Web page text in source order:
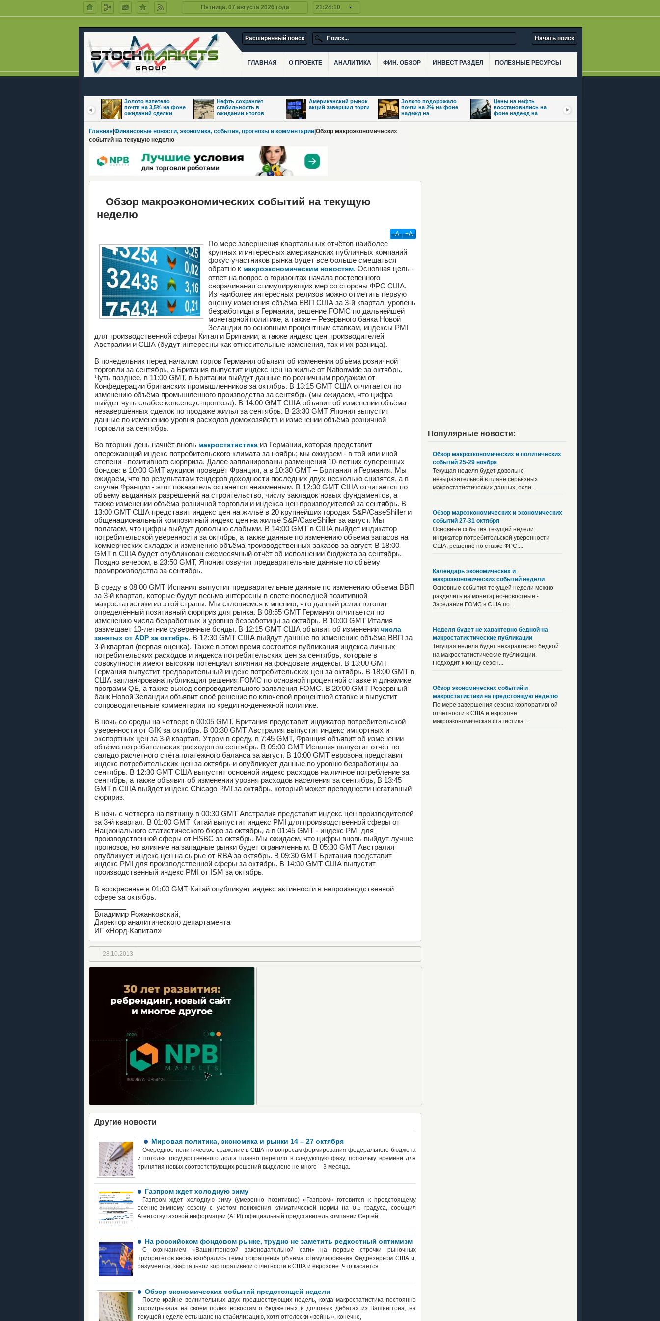
Пятница, 07 августа 2026 года 21:24:11
Расширенный поиск
ГЛАВНАЯ О ПРОЕКТЕ АНАЛИТИКА ФИН. ОБЗОР ИНВЕСТ РАЗДЕЛ ПОЛЕЗНЫЕ РЕСУРСЫ
Золото взлетело
почти на 3,5% на фоне
ожиданий сделки
Нефть сохраняет
стабильность в
ожидании итогов
Американский рынок
акций завершил торги
Золото подорожало
почти на 2% на фоне
надежд на
Цены на нефть
восстановились на
фоне надежд на
Главная Финансовые новости, экономика, события, прогнозы и комментарии |Обзор макроэкономических
событий на текущую неделю
Обзор макроэкономических событий на текущую
неделю
-А +А
По мере завершения квартальных отчётов наиболее
крупных и интересных американских публичных компаний
фокус участников рынка будет всё больше смещаться
обратно к макроэкономическим новостям. Основная цель -
ответ на вопрос о горизонтах начала постепенного
сворачивания стимулирующих мер со стороны ФРС США.
Из наиболее интересных релизов можно отметить первую
оценку изменения объёма ВВП США за 3-й квартал, уровень
безработицы в Германии, решение FOMC по дальнейшей
монетарной политике, а также – Резервного банка Новой
Зеландии по основным процентным ставкам, индексы PMI
для производственной сферы Китая и Британии, а также индекс цен производителей
Австралии и США (будут интересны как относительные изменения, так и их разница).
В понедельник перед началом торгов Германия объявит об изменении объёма розничной
торговли за сентябрь, а Британия выпустит индекс цен на жилье от Nationwide за октябрь.
Чуть позднее, в 11:00 GMT, в Британии выйдут данные по розничным продажам от
Конфедерации британских промышленников за октябрь. В 13:15 GMT США отчитается по
изменению объёма промышленного производства за сентябрь (мы ожидаем, что цифра
выйдет чуть слабее консенсус-прогноза). В 14:00 GMT США объявит об изменении объёма
незавершённых сделок по продаже жилья за сентябрь. В 23:30 GMT Япония выпустит
данные по изменению уровня расходов домохозяйств и изменении объёма розничной
торговли за сентябрь.
Во вторник день начнёт вновь макростатистика из Германии, которая представит
опережающий индекс потребительского климата за ноябрь; мы ожидаем - в той или иной
степени - позитивного сюрприза. Далее запланированы размещения 10-летних суверенных
бондов: в 10:00 GMT аукцион проведёт Франция, а в 10:30 GMT – Британия и Германия. Мы
ожидаем, что по результатам тендеров доходности последних двух несколько снизятся, а в
случае Франции - этот показатель останется неизменным. В 12:30 GMT США отчитается по
объему выданных разрешений на строительство, числу закладок новых фундаментов, а
также изменении объёма розничной торговли и индекса цен производителей за сентябрь. В
13:00 GMT США представит индекс цен на жильё в 20 крупнейших городах S&P/CaseShiller и
общенациональный композитный индекс цен на жильё S&P/CaseShiller за август. Мы
полагаем, что цифры выйдут довольно слабыми. В 14:00 GMT в США выйдет индикатор
потребительской уверенности за октябрь, а также данные по изменению объёма запасов на
коммерческих складах и изменению объёма производственных заказов за август. В 18:00
GMT в США будет опубликован ежемесячный отчёт об исполнении бюджета за сентябрь.
Поздно вечером, в 23:50 GMT, Япония озвучит предварительные данные по объёму
промпроизводства за сентябрь.
В среду в 08:00 GMT Испания выпустит предварительные данные по изменению объема ВВП
за 3-й квартал, которые будут весьма интересны в свете последней позитивной
макростатистики из этой страны. Мы склоняемся к мнению, что данный релиз готовит
определённый позитивный сюрприз для рынка. В 08:55 GMT Германия отчитается по
изменению числа безработных и уровню безработицы за октябрь. В 10:00 GMT Италия
размещает 10-летние суверенные бонды. В 12:15 GMT США объявит об изменении числа
занятых от ADP за октябрь. В 12:30 GMT США выйдут данные по изменению объёма ВВП за
3-й квартал (первая оценка). Также в этом время состоится публикация индекса личных
потребительских расходов и индекса потребительских цен за сентябрь, которые в
совокупности имеют высокий потенциал влияния на фондовые индексы. В 13:00 GMT
Германия выпустит предварительный индекс потребительских цен за октябрь. В 18:00 GMT в
США запланирована публикация решения FOMC по основной процентной ставке и динамике
программ QE, а также выход сопроводительного заявления FOMC. В 20:00 GMT Резервный
банк Новой Зеландии объявит своё решение по ключевой процентной ставке и выпустит
сопроводительные комментарии по кредитно-денежной политике.
В ночь со среды на четверг, в 00:05 GMT, Британия представит индикатор потребительской
уверенности от GfK за октябрь. В 00:30 GMT Австралия выпустит индекс импортных и
экспортных цен за 3-й квартал. Утром в среду, в 7:45 GMT, Франция объявит об изменении
объёма потребительских расходов за сентябрь. В 09:00 GMT Испания выпустит отчёт по
сальдо расчетного счёта платежного баланса за август. В 10:00 GMT еврозона представит
индекс потребительских цен за октябрь и опубликует данные по уровню безработицы за
сентябрь. В 12:30 GMT США выпустит основной индекс расходов на личное потребление за
сентябрь, а также объявит об изменении уровня расходов населения за сентябрь, В 13:45
GMT в США выйдет индекс Chicago PMI за октябрь, который может преподнести негативный
сюрприз.
В ночь с четверга на пятницу в 00:30 GMT Австралия представит индекс цен производителей
за 3-й квартал. В 01:00 GMT Китай выпустит индекс PMI для производственной сферы от
Национального статистического бюро за октябрь, а в 01:45 GMT - индекс PMI для
производственной сферы от HSBC за октябрь. Мы ожидаем, что цифры вновь выйдут лучше
прогнозов, но влияние на западные рынки будет ограниченным. В 05:30 GMT Австралия
опубликует индекс цен на сырье от RBA за октябрь. В 09:30 GMT Британия представит
индекс PMI для производственной сферы за октябрь. В 14:00 GMT США выпустит
производственный индекс PMI от ISM за октябрь.
В воскресенье в 01:00 GMT Китай опубликует индекс активности в непроизводственной
сфере за октябрь.
Владимир Рожанковский,
Директор аналитического департамента
ИГ «Норд-Капитал»
28.10.2013
Другие новости
Мировая политика, экономика и рынки 14 – 27 октября
Очередное политическое сражение в США по вопросам формирования федерального бюджета
и потолка государственного долга плавно перешло в следующую фазу, поскольку времени для
принятия новых соответствующих решений выделено не много – 3 месяца.
Газпром ждет холодную зиму
Газпром ждет холодную зиму (умеренно позитивно) «Газпром» готовится к предстоящему
осенне-зимнему сезону с учетом понижения климатической нормы на 0,6 градуса, сообщил
Агентству газовой информации (АГИ) официальный представитель компании Сергей
На российском фондовом рынке, трудно не заметить редкостный оптимизм
С окончанием «Вашингтонской законодательной саги» на первые строчки рыночных
приоритетов вновь взобрались темы сокращения объёма стимулирования Федрезервом США и,
разумеется, квартальной корпоративной отчётности в США и еврозоне. Что касается
Обзор экономических событий предстоящей недели
После крайне волнительных двух предшествующих недель, когда макростатистика постоянно
«проигрывала на своём поле» новостям о бюджетных и долговых дебатах из Вашингтона, на
текущей неделе есть шанс на стабилизацию, хотя отголоски «войны», конечно,
Популярные новости:
Обзор макроэкономических и политических
событий 25-29 ноября
Текущая неделя будет довольно
невыразительной в плане серьёзных
макростатистических данных, если...
Обзор мароэкономических и экономических
событий 27-31 октября
Основные события текущей недели:
индикатор потребительской уверенности
США, решение по ставке ФРС,...
Календарь экономических и
макроэкономических событий недели
Основные события текущей недели можно
разделить на монетарно-новостные -
Заседание FOMC в США по...
Неделя будет не характерно бедной на
макростатистические публикации
Текущая неделя будет нехарактерно бедной
на макростатистические публикации.
Подходит к концу сезон...
Обзор экономических событий и
макростатистики на предстоящую неделю
По мере завершения сезона корпоративной
отчётности в США и еврозоне
макроэкономическая статистика...